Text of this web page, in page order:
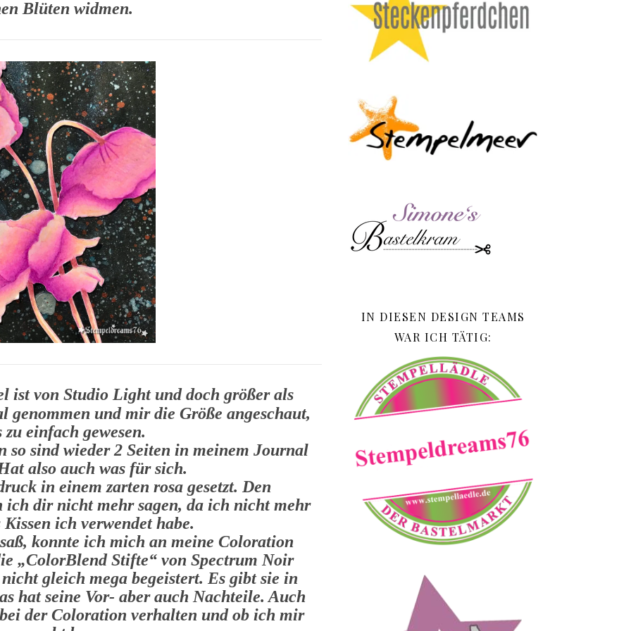
Blüten widmen.
ist von Studio Light und doch größer als
und mir die Größe angeschaut,
zu einfach gewesen.
so sind wieder 2 Seiten in meinem Journal
also auch was für sich.
in einem zarten rosa gesetzt. Den
ich dir nicht mehr sagen, da ich nicht mehr
ich verwendet habe.
konnte ich mich an meine Coloration
„ColorBlend Stifte“ von Spectrum Noir
gleich mega begeistert. Es gibt sie in
hat seine Vor- aber auch Nachteile. Auch
der Coloration verhalten und ob ich mir
IN DIESEN DESIGN TEAMS
WAR ICH TÄTIG: